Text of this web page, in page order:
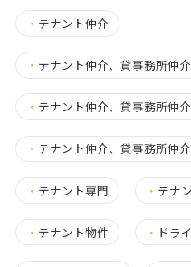
・ テナント仲介
・ テナント仲介、貸事務所仲
・ テナント仲介、貸事務所仲
・ テナント仲介、貸事務所仲
・ テナント専門 ・ テナ
・ テナント物件 ・ ドラ